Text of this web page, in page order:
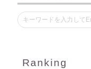
Ranking